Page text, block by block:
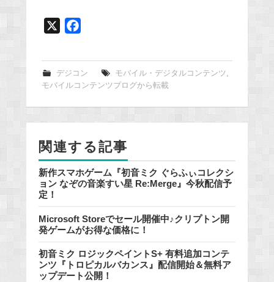
e
b
o
o
デジコン モバイル・デジタルコンテンツ,
モバイルコンテンツブログから転載
関連する記事
新作スマホゲーム『初音ミク ぐらふぃコレクシ
ョン なぞの音楽すい星 Re:Merge』今秋配信予
定！
Microsoft Storeでセール開催中♪クリプトン開
発ゲームがお得な価格に！
初音ミク ロジックペイントS+ 有料追加コンテ
ンツ『トロピカルバカンス』配信開始＆無料ア
ップデート公開！